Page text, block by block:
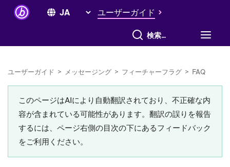
ユーザーガイド
すべて検索
ユーザーガイド > メッセージング > フィーチャーフラグ > FAQ
このページはAIにより自動翻訳されており、不正確な内
容が含まれている可能性があります。翻訳の誤りを報告
するには、ページ右側の目次の下にあるフィードバック
をご利用ください。